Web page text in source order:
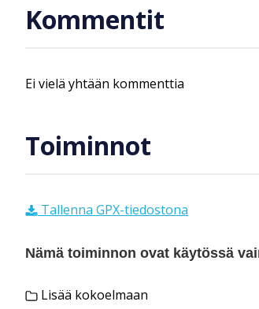
Kommentit
Ei vielä yhtään kommenttia
Toiminnot
Tallenna GPX-tiedostona
Nämä toiminnon ovat käytössä
Lisää kokoelmaan